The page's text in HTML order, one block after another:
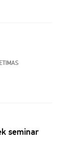
seminar